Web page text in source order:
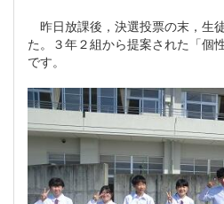
昨日放課後，決選投票の末，生
た。３年２組から提案された「個
です。